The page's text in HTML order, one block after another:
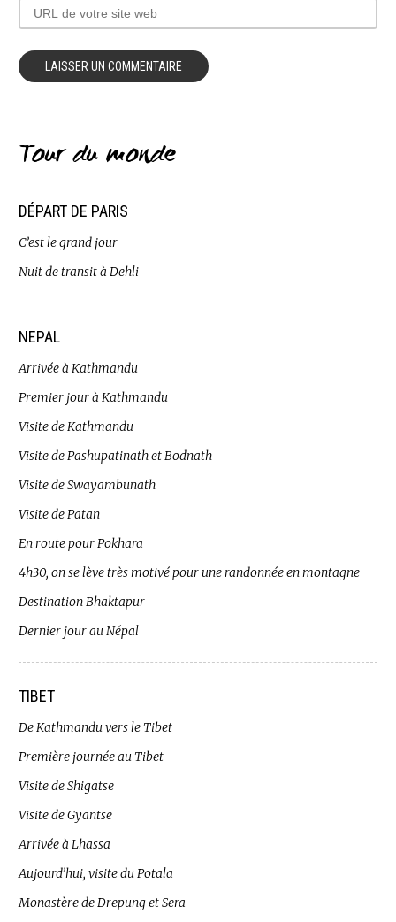
Tour du monde
DÉPART DE PARIS
C’est le grand jour
Nuit de transit à Dehli
NEPAL
Arrivée à Kathmandu
Premier jour à Kathmandu
Visite de Kathmandu
Visite de Pashupatinath et Bodnath
Visite de Swayambunath
Visite de Patan
En route pour Pokhara
4h30, on se lève très motivé pour une randonnée en montagne
Destination Bhaktapur
Dernier jour au Népal
TIBET
De Kathmandu vers le Tibet
Première journée au Tibet
Visite de Shigatse
Visite de Gyantse
Arrivée à Lhassa
Aujourd’hui, visite du Potala
Monastère de Drepung et Sera